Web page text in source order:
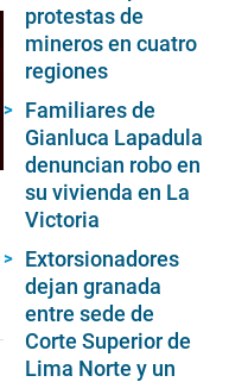
protestas de
mineros en cuatro
regiones
Familiares de
Gianluca Lapadula
denuncian robo en
su vivienda en La
Victoria
Extorsionadores
dejan granada
entre sede de
Corte Superior de
Lima Norte y un